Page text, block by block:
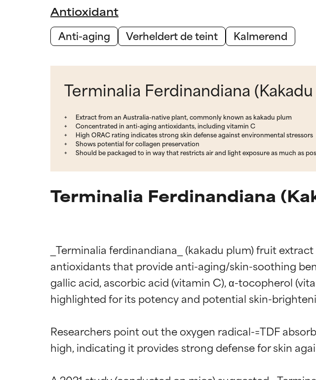
Antioxidant
Anti-aging
Verheldert de teint Kalmerend
Terminalia Ferdinandiana
Extract from an Australia-native plant, commonly known as kakadu plum
Concentrated in anti-aging antioxidants, including vitamin C
High ORAC rating indicates strong skin defense against environmental stressors
Shows potential for collagen preservation
Should be packaged to in way that restricts air and light exposure as much as
Terminalia Ferdinandiana
_Terminalia ferdinandiana_ (kakadu plum) fruit
antioxidants that provide anti-aging/skin-soothing
gallic acid, ascorbic acid (vitamin C), α-tocopherol
highlighted for its potency and potential skin-
Researchers point out the oxygen radical-=TDF
high, indicating it provides strong defense for skin